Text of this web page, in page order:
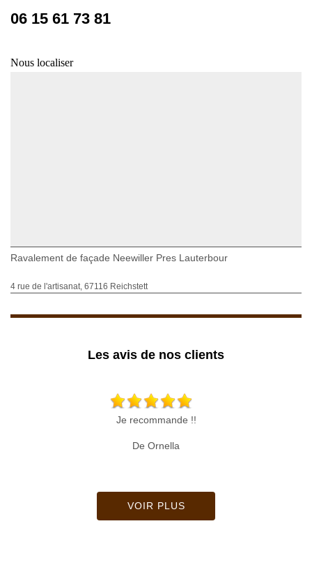
06 15 61 73 81
Nous localiser
Ravalement de façade Neewiller Pres Lauterbour
4 rue de l'artisanat, 67116 Reichstett
Les avis de nos clients
Je recommande !!
De Ornella
VOIR PLUS